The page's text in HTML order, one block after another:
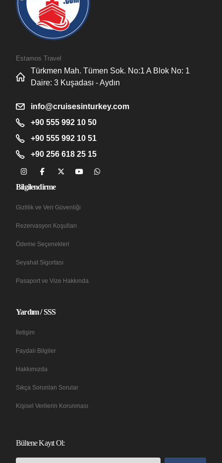
Estamos Travel
Türkmen Mah. Tümen Sok. No:1 A Blok No: 1
Daire: 3 Kuşadası - Aydın
info@cruisesinturkey.com
+90 555 992 10 50
+90 555 992 10 51
+90 256 618 25 15
Bilgilendirme
Gizlilik ve Veri Güvenliği
Rezervasyon Koşulları
Ödeme Seçenekleri
Seyahat Sigortası
Pasaport ve Vize Hakkında
Yardım / SSS
İletişim
Faydalı Bilgiler
Hakkımızda
Sıkça Sorunlan Sorular
Kişisel Verilerin Korunması
Bültene Kayıt Ol: